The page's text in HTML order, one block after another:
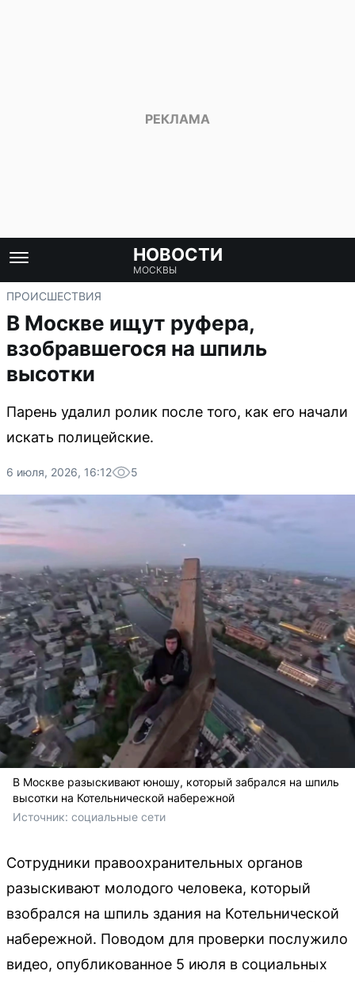
НОВОСТИ
МОСКВЫ
ПРОИСШЕСТВИЯ
В Москве ищут руфера,
взобравшегося на шпиль
высотки
Парень удалил ролик после того, как его начали
искать полицейские.
6 июля, 2026, 16:12 5
В Москве разыскивают юношу, который забрался на шпиль
высотки на Котельнической набережной
Источник: социальные сети
Сотрудники правоохранительных органов
разыскивают молодого человека, который
взобрался на шпиль здания на Котельнической
набережной. Поводом для проверки послужило
видео, опубликованное 5 июля в социальных